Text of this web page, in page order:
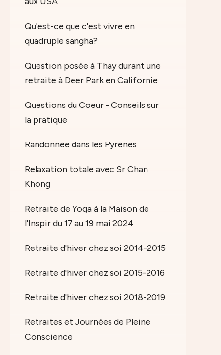
Qu'est-ce que c'est vivre en
quadruple sangha?
Question posée à Thay durant une
retraite à Deer Park en Californie
Questions du Coeur - Conseils sur
la pratique
Randonnée dans les Pyrénes
Relaxation totale avec Sr Chan
Khong
Retraite de Yoga à la Maison de
l'Inspir du 17 au 19 mai 2024
Retraite d'hiver chez soi 2014-2015
Retraite d'hiver chez soi 2015-2016
Retraite d'hiver chez soi 2018-2019
Retraites et Journées de Pleine
Conscience